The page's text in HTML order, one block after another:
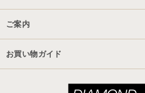
ご案内
お買い物ガイド